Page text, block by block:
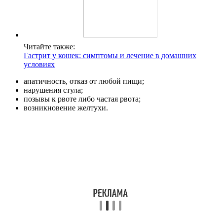
Читайте также:
Гастрит у кошек: симптомы и лечение в домашних
условиях
апатичность, отказ от любой пищи;
нарушения стула;
позывы к рвоте либо частая рвота;
возникновение желтухи.